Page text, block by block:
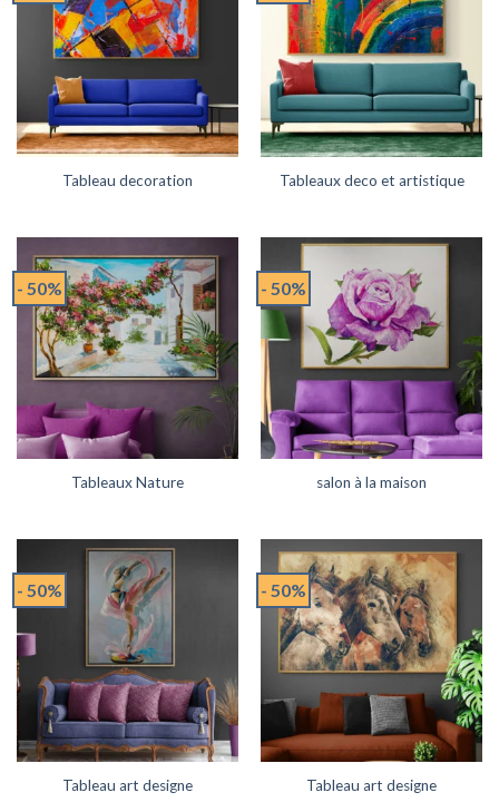
Tableau decoration Tableaux deco et artistique
- 50%
Tableaux Nature
- 50%
salon à la maison
- 50%
Tableau art designe
- 50%
Tableau art designe